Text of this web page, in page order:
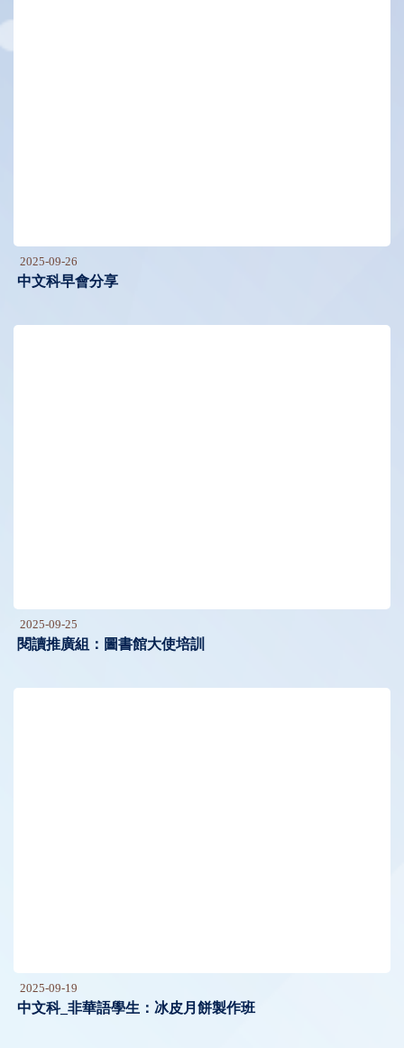
2025-09-26
中文科早會分享
2025-09-25
閱讀推廣組：圖書館大使培訓
2025-09-19
中文科_非華語學生：冰皮月餅製作班